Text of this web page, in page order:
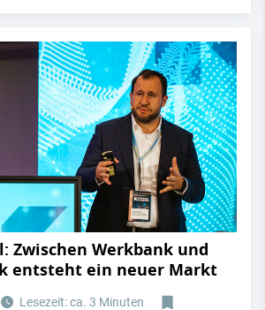
Zwischen Werkbank und
entsteht ein neuer Markt
Lesezeit: ca. 3 Minuten